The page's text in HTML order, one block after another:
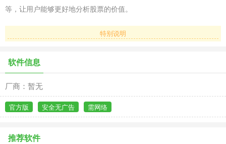
等，让用户能够更好地分析股票的价值。
特别说明
软件信息
厂商：暂无
官方版 安全无广告 需网络
推荐软件